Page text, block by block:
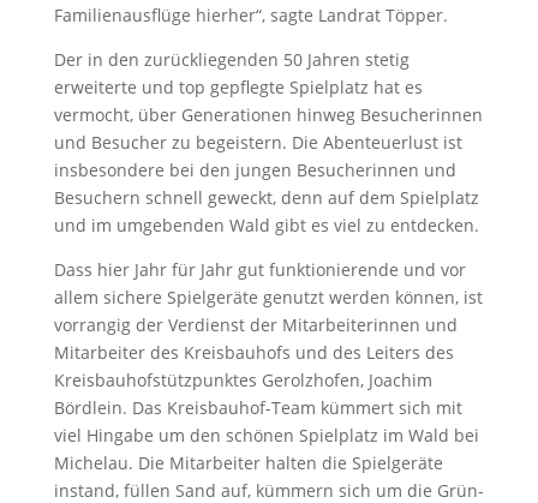
Familienausflüge hierher“, sagte Landrat Töpper.
Der in den zurückliegenden 50 Jahren stetig
erweiterte und top gepflegte Spielplatz hat es
vermocht, über Generationen hinweg Besucherinnen
und Besucher zu begeistern. Die Abenteuerlust ist
insbesondere bei den jungen Besucherinnen und
Besuchern schnell geweckt, denn auf dem Spielplatz
und im umgebenden Wald gibt es viel zu entdecken.
Dass hier Jahr für Jahr gut funktionierende und vor
allem sichere Spielgeräte genutzt werden können, ist
vorrangig der Verdienst der Mitarbeiterinnen und
Mitarbeiter des Kreisbauhofs und des Leiters des
Kreisbauhofstützpunktes Gerolzhofen, Joachim
Bördlein. Das Kreisbauhof-Team kümmert sich mit
viel Hingabe um den schönen Spielplatz im Wald bei
Michelau. Die Mitarbeiter halten die Spielgeräte
instand, füllen Sand auf, kümmern sich um die Grün-